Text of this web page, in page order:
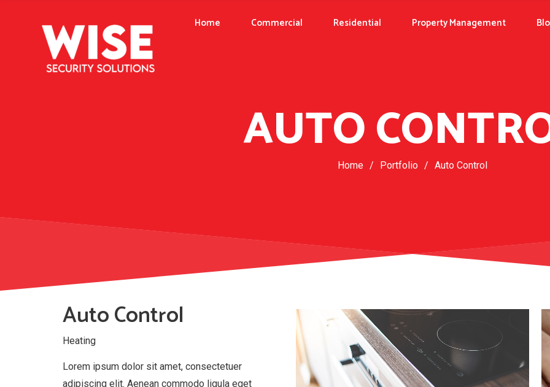
Home Commercial Residential Property Management
AUTO
Home / Portfolio / Auto Control
Auto Control
Heating
Lorem ipsum dolor sit amet, consectetuer
adipiscing elit. Aenean commodo ligula eget